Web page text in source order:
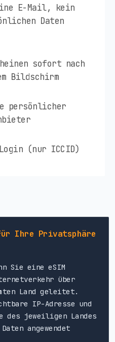
E-Mail, kein
Daten
sofort nach
Bildschirm
persönlicher
(nur ICCID)
Ihre Privatsphäre
Sie eine eSIM
über
Land geleitet.
IP-Adresse und
des jeweiligen Landes
angewendet